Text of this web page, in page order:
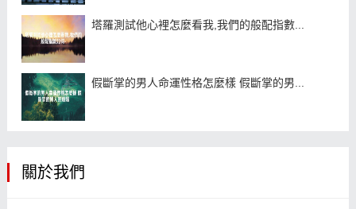
塔羅測試他心裡怎麼看我,我們的般配指數...
假斷掌的男人命運性格怎麼樣 假斷掌的男...
關於我們